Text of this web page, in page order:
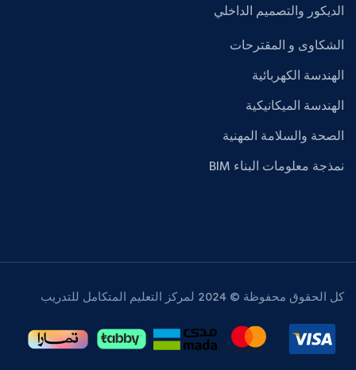
الديكور والتصميم الداخلي
الشكاوى و المقترحات
الهندسة الكهربائية
الهندسة الميكانيكية
الصحة والسلامة المهنية
نمذجة معلومات البناء BIM
كل الحقوق محفوظة © 2024 لمركز التعليم المتكامل للتدريب